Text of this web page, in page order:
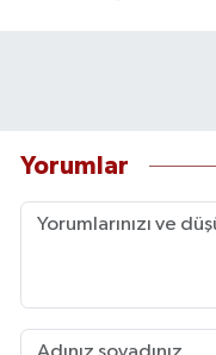
Yorumlar